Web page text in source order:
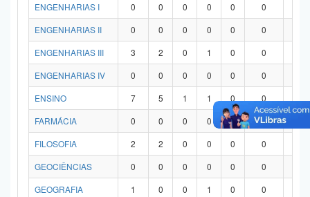
ENGENHARIAS I
0 0 0 0 0 0
ENGENHARIAS II
0 0 0 0 0 0
ENGENHARIAS III
3 2 0 1 0 0
ENGENHARIAS IV
0 0 0 0 0 0
ENSINO
7 5 1 1 0 0
FARMÁCIA
0 0 0 0 0 0
FILOSOFIA
2 2 0 0 0 0
GEOCIÊNCIAS
0 0 0 0 0 0
GEOGRAFIA
1 0 0 1 0 0